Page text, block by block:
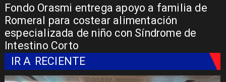
Fondo Orasmi entrega apoyo a familia de
Romeral para costear alimentación
especializada de niño con Síndrome de
Intestino Corto
IR A RECIENTE